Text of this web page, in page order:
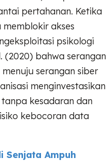
pertahanan. Ketika
akses
psikologi
(2020) bahwa serangan
serangan siber
menginvestasikan
kesadaran dan
kebocoran data
Senjata Ampuh